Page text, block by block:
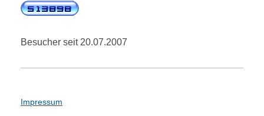
Besucher seit 20.07.2007
Impressum